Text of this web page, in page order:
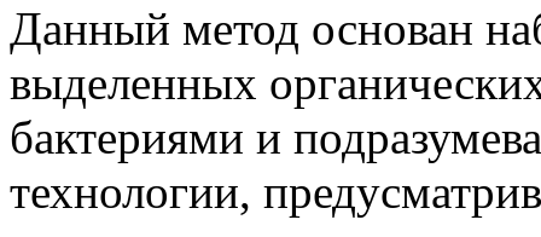
Данный метод основан
выделенных
бактериями и
технологии,